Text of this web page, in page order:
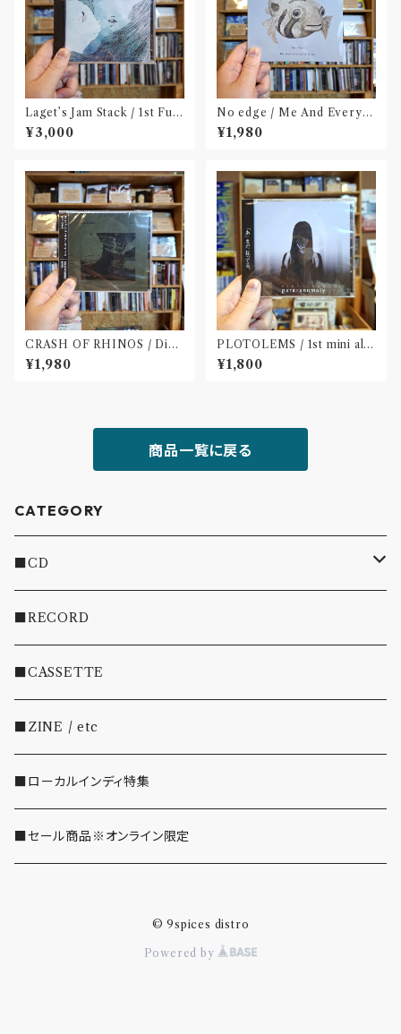
Laget’s Jam Stack / 1st Full
Album『有限の中の永遠』(CD)
¥3,000
No edge / Me And Everyo
ne Else(CD)〝鹿児島〟
¥1,980
CRASH OF RHINOS / Dist
al(CD)
¥1,980
PLOTOLEMS / 1st mini alb
um 「para?anomaly」(CD)
¥1,800
商品一覧に戻る
CATEGORY
■CD
・INDIE
・EMO/PUNK/POST HC
・SHOEGAZE/DREAMPOP/POST ROCK
・OTHER(LOUD/JUNK/RAP/ etc...)
■RECORD
■CASSETTE
■ZINE / etc
■ローカルインディ特集
■セール商品※オンライン限定
© 9spices distro
Powered by